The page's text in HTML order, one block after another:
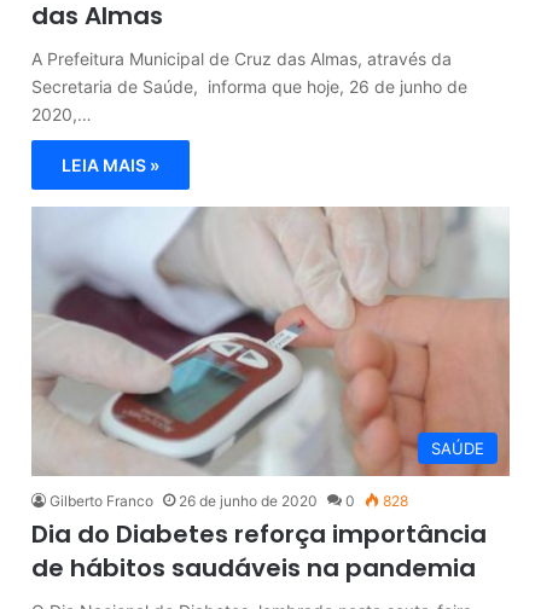
das Almas
A Prefeitura Municipal de Cruz das Almas, através da
Secretaria de Saúde, informa que hoje, 26 de junho de
2020,…
LEIA MAIS »
SAÚDE
Gilberto Franco 26 de junho de 2020 0 828
Dia do Diabetes reforça importância
de hábitos saudáveis na pandemia